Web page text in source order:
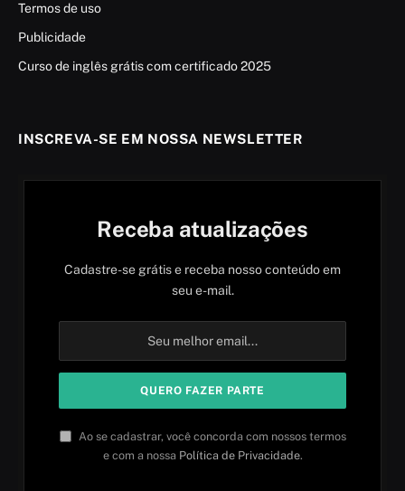
Termos de uso
Publicidade
Curso de inglês grátis com certificado 2025
INSCREVA-SE EM NOSSA NEWSLETTER
Receba atualizações
Cadastre-se grátis e receba nosso conteúdo em
seu e-mail.
Ao se cadastrar, você concorda com nossos termos
e com a nossa Política de Privacidade.